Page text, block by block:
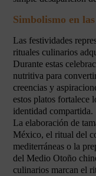
Simbolismo en
Las festividades
rituales culinarios
Durante estas
nutritiva para
creencias y
estos platos fortalece
identidad compartida.
La elaboración de
México, el ritual del
mediterráneas o la
del Medio Otoño
culinarios marcan el